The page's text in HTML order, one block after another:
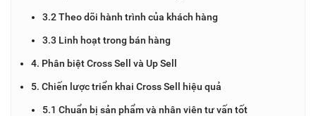
3.2 Theo dõi hành trình của khách hàng
3.3 Linh hoạt trong bán hàng
4. Phân biệt Cross Sell và Up Sell
5. Chiến lược triển khai Cross Sell hiệu quả
5.1 Chuẩn bị sản phẩm và nhân viên tư vấn tốt